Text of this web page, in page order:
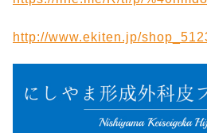
http://www.ekiten.jp/